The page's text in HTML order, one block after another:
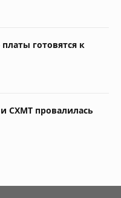
готовятся к
CXMT провалилась